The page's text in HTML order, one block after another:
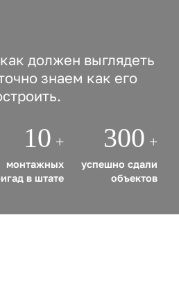
должен выглядеть
знаем как его
10 +
монтажных
в штате
300 +
успешно сдали
объектов